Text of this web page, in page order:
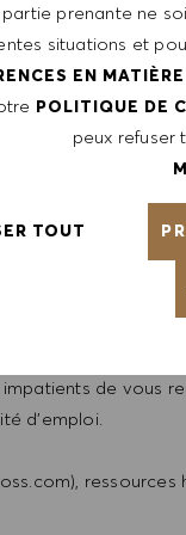
prenante ne
situations et
EN
POLITIQUE DE
peux refuser
TOUT
de vie, avec un
sont
de chaque
que notre
de vous épanouir.
un
de vous
d'emploi.
ressources